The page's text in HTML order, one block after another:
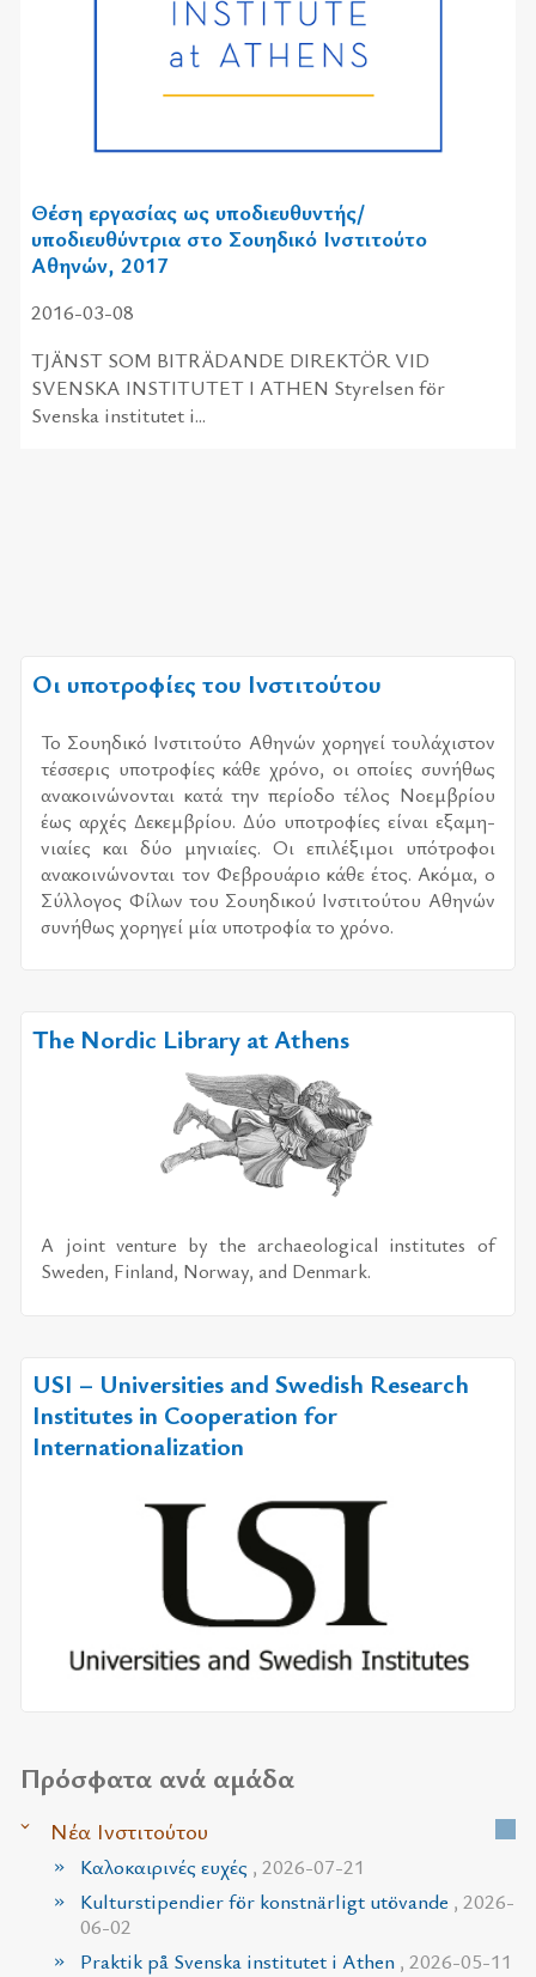
Θέση εργασίας ως υποδιευθυντής/
υποδιευθύντρια στο Σουηδικό Ινστιτούτο
Αθηνών, 2017
2016-03-08
TJÄNST SOM BITRÄDANDE DIREKTÖR VID
SVENSKA INSTITUTET I ATHEN Styrelsen för
Svenska institutet i...
Οι υποτροφίες του Ινστιτούτου
Το Σου­η­δι­κό Ινστι­τού­το Αθη­νών χο­ρη­γεί του­λά­χι­στον
τέσ­σε­ρις υπο­τρο­φί­ες κάθε χρό­νο, οι οποί­ες συ­νή­θως
ανα­κοι­νώ­νο­νται κατά την πε­ρί­ο­δο τέ­λος Νοεμ­βρί­ου
έως αρ­χές Δεκεμ­βρί­ου. Δύο υπο­τρο­φί­ες εί­ναι εξα­μη­
νιαί­ες και δύο μη­νιαί­ες. Οι επι­λέ­ξι­μοι υπό­τρο­φοι
ανα­κοι­νώ­νο­νται τον Φεβρουά­ριο κάθε έτος. Ακόμα, ο
Σύλ­λο­γος Φίλων του Σου­η­δι­κού Ινστι­τού­του Αθη­νών
συ­νή­θως χο­ρη­γεί μία υπο­τρο­φία το χρό­νο.
The Nordic Library at Athens
A joint venture by the archaeological institutes of
Sweden, Finland, Norway, and Denmark.
USI – Universities and Swedish Research
Institutes in Cooperation for
Internationalization
Πρόσφατα ανά αμάδα
Νέα Ινστιτούτου
Καλοκαιρινές ευχές , 2026-07-21
Kulturstipendier för konstnärligt utövande , 2026-
06-02
Praktik på Svenska institutet i Athen , 2026-05-11